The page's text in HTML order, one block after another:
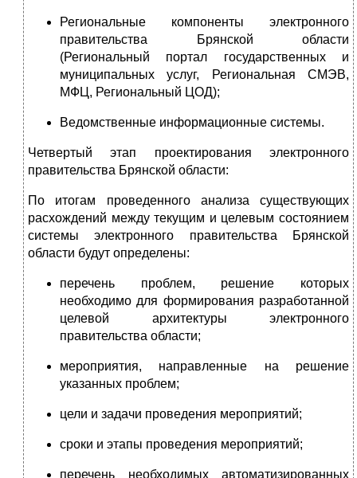
Региональные компоненты электронного
правительства Брянской области
(Региональный портал государственных и
муниципальных услуг, Региональная СМЭВ,
МФЦ, Региональный ЦОД);
Ведомственные информационные системы.
Четвертый этап проектирования электронного
правительства Брянской области:
По итогам проведенного анализа существующих
расхождений между текущим и целевым состоянием
системы электронного правительства Брянской
области будут определены:
перечень проблем, решение которых
необходимо для формирования разработанной
целевой архитектуры электронного
правительства области;
мероприятия, направленные на решение
указанных проблем;
цели и задачи проведения мероприятий;
сроки и этапы проведения мероприятий;
перечень необходимых автоматизированных